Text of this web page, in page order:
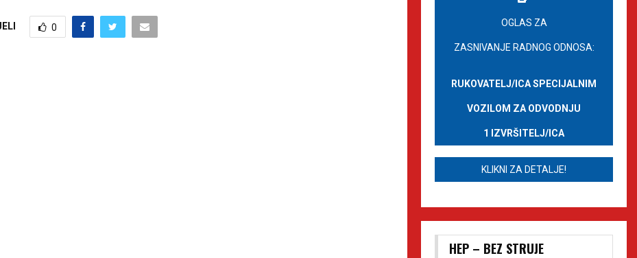
0 OGLAS ZA
ZASNIVANJE RADNOG ODNOSA:
RUKOVATELJ/ICA SPECIJALNIM
VOZILOM ZA ODVODNJU
1 IZVRŠITELJ/ICA
KLIKNI ZA DETALJE!
HEP – BEZ STRUJE